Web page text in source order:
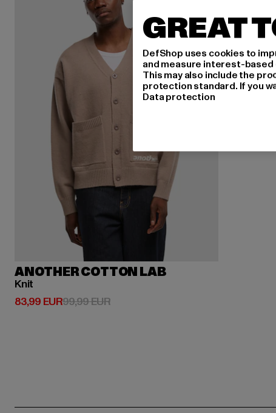
ANOTHER COTTON LAB
Knit
83,99 EUR
Derzeitiger Preis: 83,99 EUR
99,99 EURAktionspreis: 99,99 EUR
GREAT
DefShop uses cookies to
and measure interest-
This may also include the
protection standard. If you
Data protection